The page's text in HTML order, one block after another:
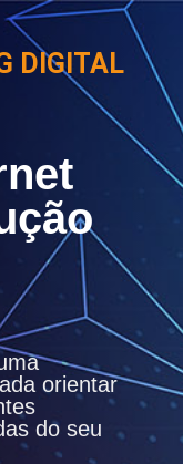
DIGITAL
orientar
do seu